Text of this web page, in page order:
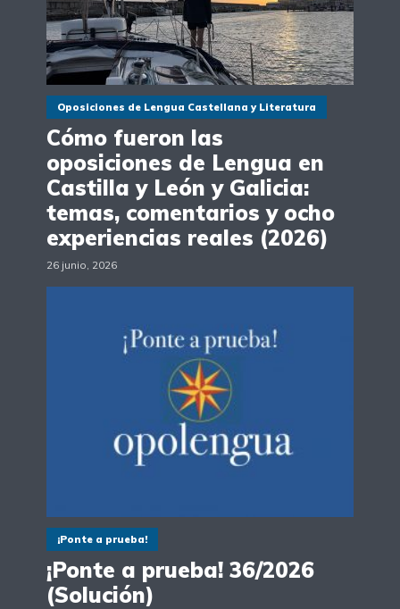
Oposiciones de Lengua Castellana y Literatura
Cómo fueron las
oposiciones de Lengua en
Castilla y León y Galicia:
temas, comentarios y ocho
experiencias reales (2026)
26 junio, 2026
¡Ponte a prueba!
¡Ponte a prueba! 36/2026
(Solución)